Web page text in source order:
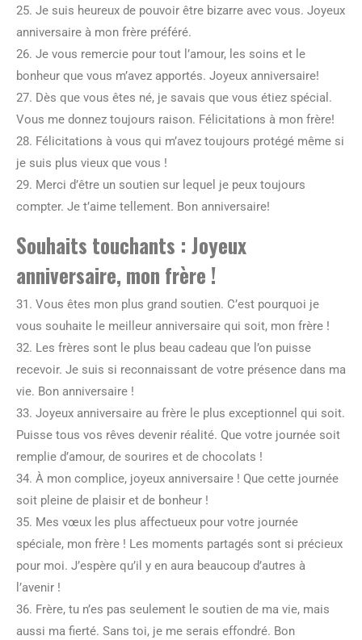
25. Je suis heureux de pouvoir être bizarre avec vous. Joyeux
anniversaire à mon frère préféré.
26. Je vous remercie pour tout l’amour, les soins et le
bonheur que vous m’avez apportés. Joyeux anniversaire!
27. Dès que vous êtes né, je savais que vous étiez spécial.
Vous me donnez toujours raison. Félicitations à mon frère!
28. Félicitations à vous qui m’avez toujours protégé même si
je suis plus vieux que vous !
29. Merci d’être un soutien sur lequel je peux toujours
compter. Je t’aime tellement. Bon anniversaire!
Souhaits touchants : Joyeux
anniversaire, mon frère !
31. Vous êtes mon plus grand soutien. C’est pourquoi je
vous souhaite le meilleur anniversaire qui soit, mon frère !
32. Les frères sont le plus beau cadeau que l’on puisse
recevoir. Je suis si reconnaissant de votre présence dans ma
vie. Bon anniversaire !
33. Joyeux anniversaire au frère le plus exceptionnel qui soit.
Puisse tous vos rêves devenir réalité. Que votre journée soit
remplie d’amour, de sourires et de chocolats !
34. À mon complice, joyeux anniversaire ! Que cette journée
soit pleine de plaisir et de bonheur !
35. Mes vœux les plus affectueux pour votre journée
spéciale, mon frère ! Les moments partagés sont si précieux
pour moi. J’espère qu’il y en aura beaucoup d’autres à
l’avenir !
36. Frère, tu n’es pas seulement le soutien de ma vie, mais
aussi ma fierté. Sans toi, je me serais effondré. Bon